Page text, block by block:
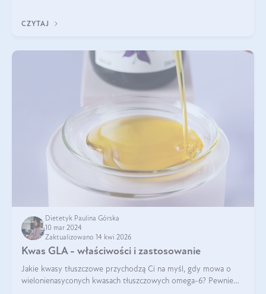
CZYTAJ
Dietetyk Paulina Górska
10 mar 2024
Zaktualizowano 14 kwi 2026
Kwas GLA - właściwości i zastosowanie
Jakie kwasy tłuszczowe przychodzą Ci na myśl, gdy mowa o
wielonienasyconych kwasach tłuszczowych omega-6? Pewnie